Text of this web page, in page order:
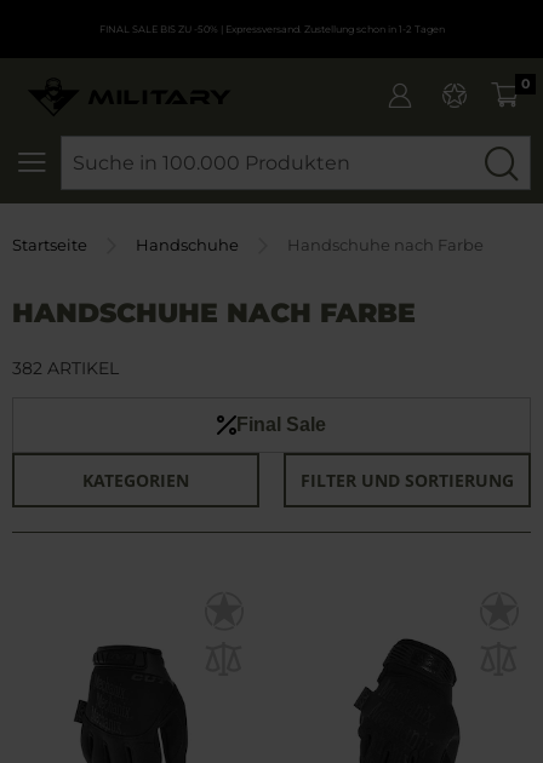
FINAL SALE BIS ZU -50% | Expressversand. Zustellung schon in 1-2 Tagen
0
Startseite Handschuhe Handschuhe nach Farbe
HANDSCHUHE NACH FARBE
Final Sale
KATEGORIEN FILTER UND SORTIERUNG
382 ARTIKEL